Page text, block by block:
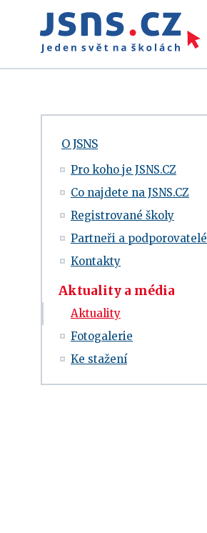
O JSNS
Pro koho je JSNS.CZ
Co najdete na JSNS.CZ
Registrované školy
Partneři a podporovatelé
Kontakty
Aktuality a média
Aktuality
Fotogalerie
Ke stažení